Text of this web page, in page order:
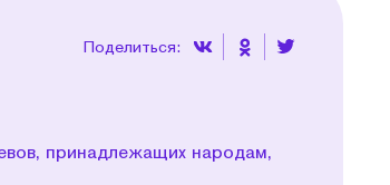
Поделиться:
принадлежащих народам,